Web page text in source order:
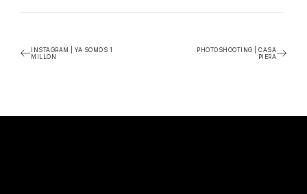
INSTAGRAM | YA SOMOS 1
MILLÓN
PHOTOSHOOTING | CASA
PIERA